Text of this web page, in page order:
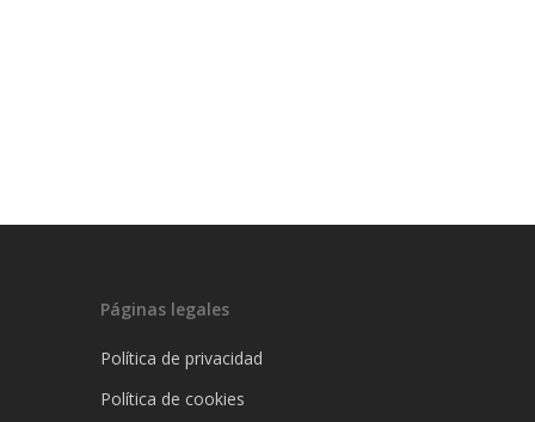
Páginas legales
Política de privacidad
Política de cookies